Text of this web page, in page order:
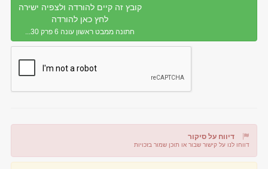
קובץ זה קיים להורדה ולצפיה ישירה
לחץ כאן להורדה
חתונה ממבט ראשון עונה 6 פרק 30...
דיווח על סיקור
דווחו לנו על קישור שבור או תוכן שמור בזכויות
דיווח על קישור שבור